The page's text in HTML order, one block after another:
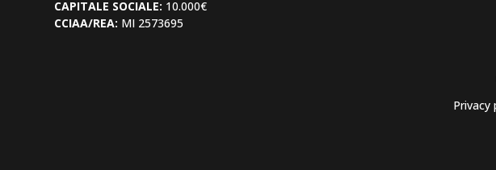
CAPITALE SOCIALE: 10.000€
CCIAA/REA: MI 2573695
Privacy